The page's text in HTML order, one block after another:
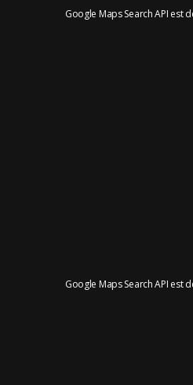
Google Maps Search API est
Google Maps Search API est